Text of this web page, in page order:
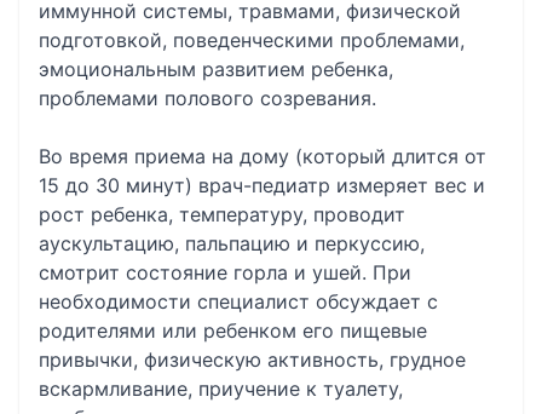
иммунной системы, травмами, физической
подготовкой, поведенческими проблемами,
эмоциональным развитием ребенка,
проблемами полового созревания.
Во время приема на дому (который длится от
15 до 30 минут) врач-педиатр измеряет вес и
рост ребенка, температуру, проводит
аускультацию, пальпацию и перкуссию,
смотрит состояние горла и ушей. При
необходимости специалист обсуждает с
родителями или ребенком его пищевые
привычки, физическую активность, грудное
вскармливание, приучение к туалету,